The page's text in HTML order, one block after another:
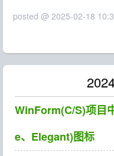
posted @ 2025-02-18
WinForm(C/S)项目
e、Elegant)图标